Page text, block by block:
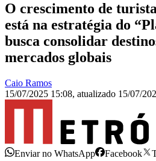
O crescimento de
está na estratégia do
busca consolidar
mercados globais
Caio Ramos
15/07/2025 15:08, atualizado 15/07/
Enviar no WhatsApp Facebook